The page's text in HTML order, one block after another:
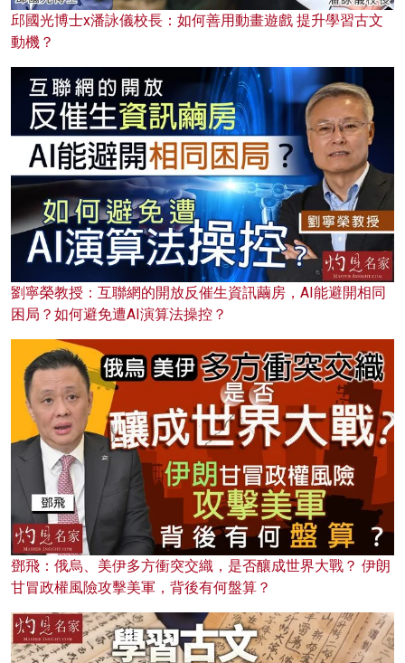
邱國光博士x潘詠儀校長：如何善用動畫遊戲 提升學習古文
動機？
劉寧榮教授：互聯網的開放反催生資訊繭房，AI能避開相同
困局？如何避免遭AI演算法操控？
鄧飛：俄烏、美伊多方衝突交織，是否釀成世界大戰？ 伊朗
甘冒政權風險攻擊美軍，背後有何盤算？